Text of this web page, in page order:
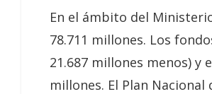
En el ámbito del
78.711 millones. Los
21.687 millones menos) y
millones. El Plan